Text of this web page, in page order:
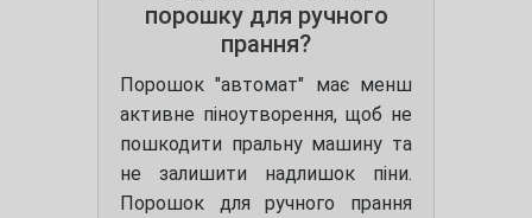
порошку для ручного
прання?
Порошок "автомат" має менш
активне піноутворення, щоб не
пошкодити пральну машину та
не залишити надлишок піни.
Порошок для ручного прання